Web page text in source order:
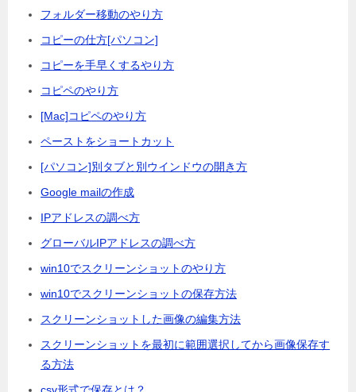
フォルダー移動のやり方
コピーの仕方[パソコン]
コピーを手早くするやり方
コピペのやり方
[Mac]コピペのやり方
ペーストをショートカット
[パソコン]別タブと別ウインドウの開き方
Google mailの作成
IPアドレスの調べ方
グローバルIPアドレスの調べ方
win10でスクリーンショットのやり方
win10でスクリーンショットの保存方法
スクリーンショットした画像の編集方法
スクリーンショットを最初に範囲選択してから画像保存す
る方法
csv形式で保存とは？